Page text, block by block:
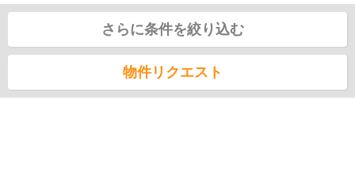
さらに条件を絞り込む
物件リクエスト